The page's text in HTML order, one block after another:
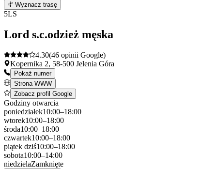
+
Wyznacz trasę
5LS
Lord s.c.odzież męska
4.30(46 opinii Google)
Kopernika 2, 58-500 Jelenia Góra
Pokaż numer
Strona WWW
Zobacz profil Google
Godziny otwarcia
poniedziałek10:00–18:00
wtorek10:00–18:00
środa10:00–18:00
czwartek10:00–18:00
piątek dziś10:00–18:00
sobota10:00–14:00
niedzielaZamknięte